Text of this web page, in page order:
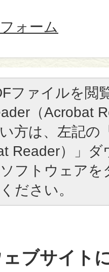
ォーム
ファイルを閲
（Acrobat
方は、左記の
Reader）」
フトウェア
ださい。
ブサイト